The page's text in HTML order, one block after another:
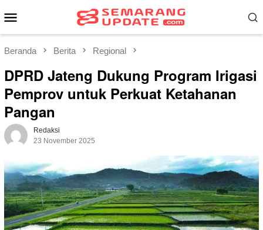
ke
Mobile
Beranda Berita Regional
DPRD Jateng Dukung Program Irigasi
Pemprov untuk Perkuat Ketahanan
Pangan
Redaksi
23 November 2025